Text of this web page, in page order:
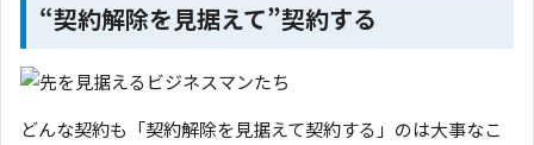
“契約解除を見据えて”契約する
どんな契約も「契約解除を見据えて契約する」のは大事なこ